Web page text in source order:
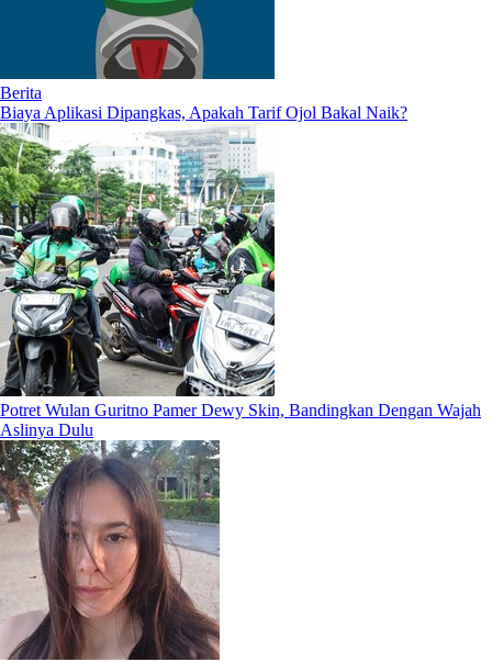
Berita
Biaya Aplikasi Dipangkas, Apakah Tarif Ojol Bakal Naik?
Potret Wulan Guritno Pamer Dewy Skin, Bandingkan Dengan Wajah
Aslinya Dulu